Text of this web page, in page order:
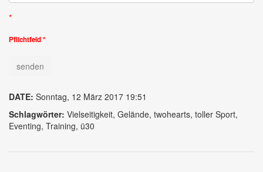
Pflichtfeld *
DATE: Sonntag, 12 März 2017 19:51
Schlagwörter: Vielseitigkeit, Gelände, twohearts, toller Sport,
Eventing, Training, ü30